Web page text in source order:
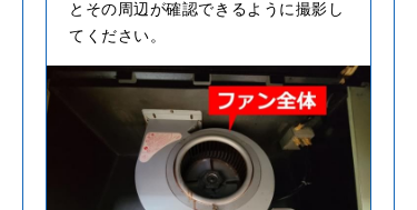
とその周辺が確認できるように撮影し
てください。